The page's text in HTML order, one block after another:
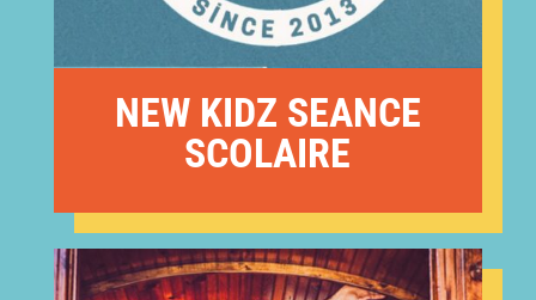
NEW KIDZ SEANCE
SCOLAIRE